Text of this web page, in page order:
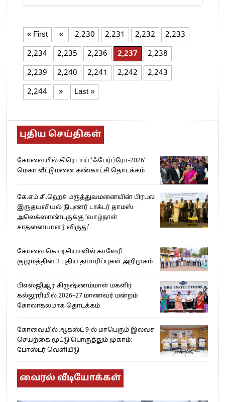
« First « 2,230 2,231 2,232
2,233
2,234
2,235 2,236 2,237
2,238
2,239
2,240 2,241 2,242
2,243
2,244
» Last »
புதிய செய்திகள்
கோவையில் கிரெடாய் ‘ஃபேர்ப்ரோ-2026’
மெகா வீட்டுமனை கண்காட்சி தொடக்கம்
கே.எம்.சி.ஹெச் மருத்துவமனையின் பிரபல
இருதயவியல் நிபுணர் டாக்டர் தாமஸ்
அலெக்ஸாண்டருக்கு ‘வாழ்நாள்
சாதனையாளர் விருது’
கோவை கொடிசியாவில் காவேரி
குழுமத்தின் 3 புதிய தயாரிப்புகள் அறிமுகம்
பிஎஸ்ஜிஆர் கிருஷ்ணம்மாள் மகளிர்
கல்லூரியில் 2026–27 மாணவர் மன்றம்
கோலாகலமாக தொடக்கம்
கோவையில் ஆகஸ்ட் 9-ல் மாபெரும் இலவச
செயற்கை மூட்டு பொருத்தும் முகாம்:
போஸ்டர் வெளியீடு
வைரல் வீடியோக்கள்